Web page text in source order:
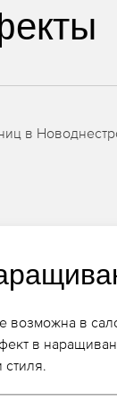
в
возможна в
в
стиля.